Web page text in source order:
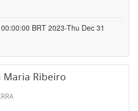
BRT 2023-Thu Dec 31
Maria Ribeiro